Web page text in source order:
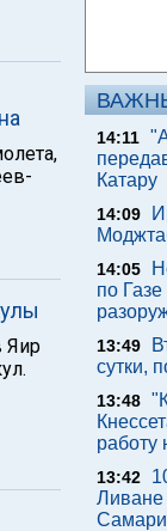
Яир
14:11
Катару
14:09
14:05
по
13:49
сутки,
13:48
работу
13:42
Ливане